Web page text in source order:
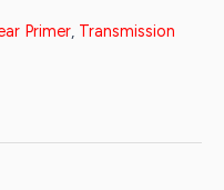
Primer, Transmission